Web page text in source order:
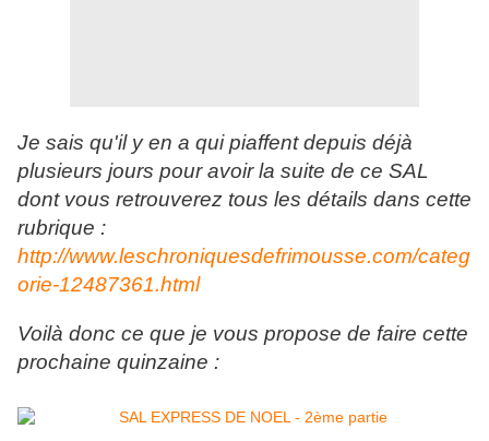
Je sais qu'il y en a qui piaffent depuis déjà
plusieurs jours pour avoir la suite de ce SAL
dont vous retrouverez tous les détails dans cette
rubrique :
http://www.leschroniquesdefrimousse.com/categ
orie-12487361.html
Voilà donc ce que je vous propose de faire cette
prochaine quinzaine :